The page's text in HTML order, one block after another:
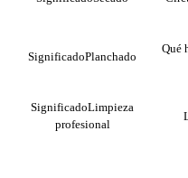
SignificadoPlanchado
Qué
SignificadoLimpieza
profesional